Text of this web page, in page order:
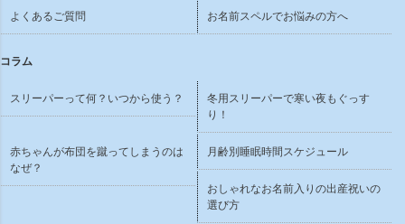
よくあるご質問 お名前スペルでお悩みの方へ
コラム
スリーパーって何？いつから使う？
冬用スリーパーで寒い夜もぐっす
り！
赤ちゃんが布団を蹴ってしまうのは
なぜ？
月齢別睡眠時間スケジュール
おしゃれなお名前入りの出産祝いの
選び方